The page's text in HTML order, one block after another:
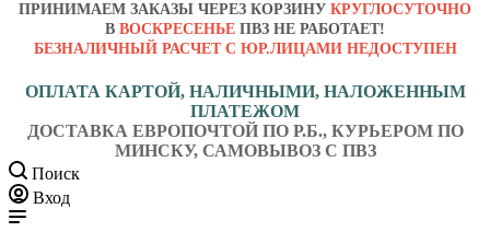
ПРИНИМАЕМ ЗАКАЗЫ ЧЕРЕЗ КОРЗИНУ КРУГЛОСУТОЧНО
В ВОСКРЕСЕНЬЕ ПВЗ НЕ РАБОТАЕТ!
БЕЗНАЛИЧНЫЙ РАСЧЕТ С ЮР.ЛИЦАМИ НЕДОСТУПЕН
ОПЛАТА КАРТОЙ, НАЛИЧНЫМИ, НАЛОЖЕННЫМ
ПЛАТЕЖОМ
ДОСТАВКА ЕВРОПОЧТОЙ ПО Р.Б., КУРЬЕРОМ ПО
МИНСКУ, САМОВЫВОЗ С ПВЗ
Поиск
Вход